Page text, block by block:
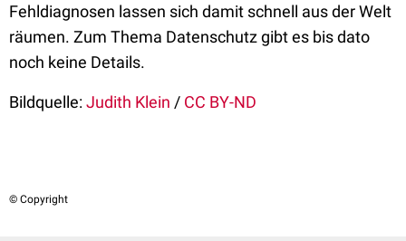
Fehldiagnosen lassen sich damit schnell aus der Welt
räumen. Zum Thema Datenschutz gibt es bis dato
noch keine Details.
Bildquelle:Judith Klein / CC BY-ND
© Copyright